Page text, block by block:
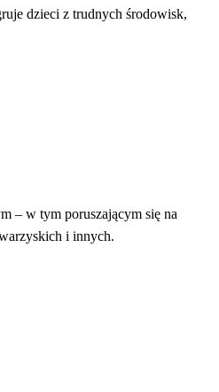
dzieci z trudnych środowisk,
– w tym poruszającym się na
i innych.